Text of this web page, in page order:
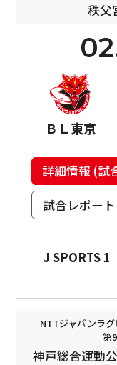
秩父
ＢＬ東京
詳細情報 (試
試合レポート
J SPORTS 1
NTTジャパンラ
第
神戸総合運動